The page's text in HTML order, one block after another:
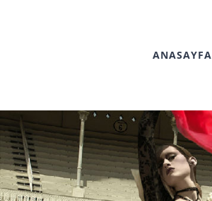
ANASAYFA